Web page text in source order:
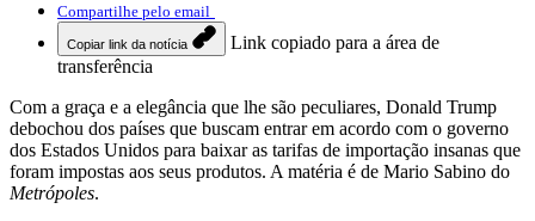
Compartilhe pelo email
Copiar link da notícia
Link copiado para a área de
transferência
Com a graça e a elegância que lhe são peculiares, Donald Trump
debochou dos países que buscam entrar em acordo com o governo
dos Estados Unidos para baixar as tarifas de importação insanas que
foram impostas aos seus produtos. A matéria é de Mario Sabino do
Metrópoles.